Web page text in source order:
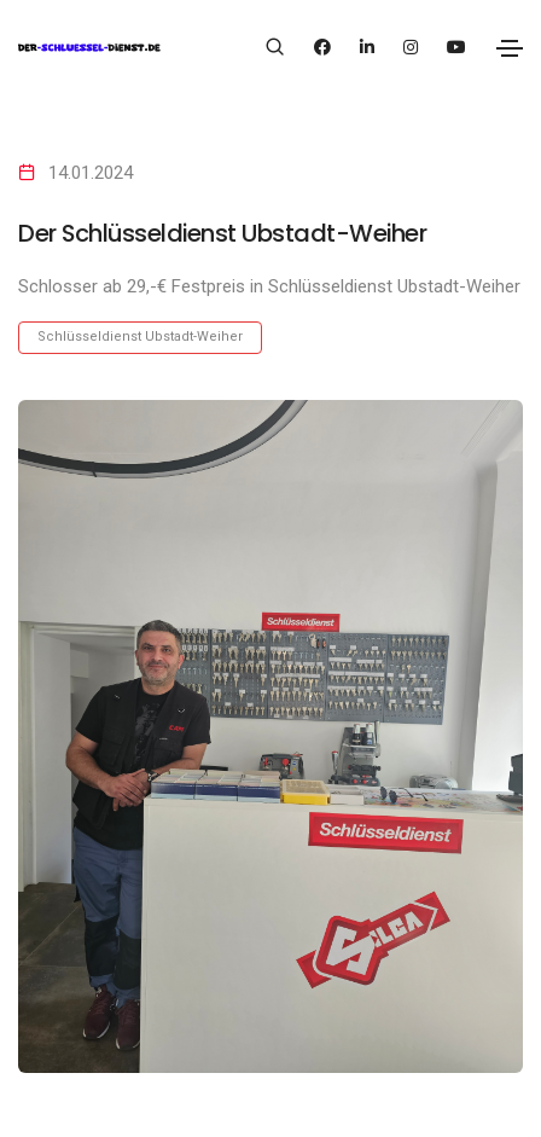
14.01.2024
Der Schlüsseldienst Ubstadt-Weiher
Schlosser ab 29,-€ Festpreis in Schlüsseldienst Ubstadt-Weiher
Schlüsseldienst Ubstadt-Weiher